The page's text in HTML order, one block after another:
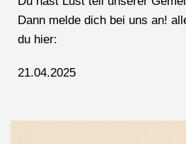
Dann melde dich bei uns an!
du hier:
21.04.2025